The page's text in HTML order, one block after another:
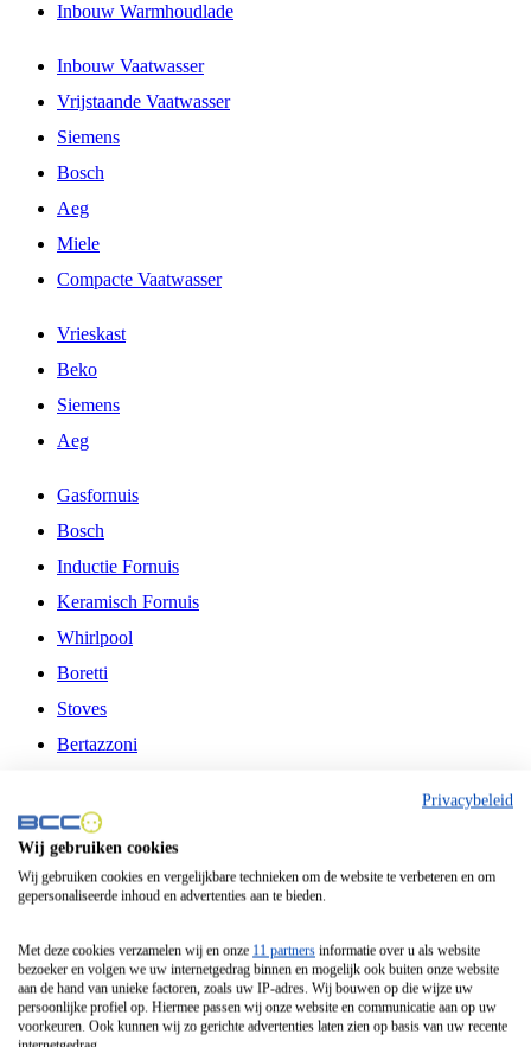
Inbouw Warmhoudlade
Inbouw Vaatwasser
Vrijstaande Vaatwasser
Siemens
Bosch
Aeg
Miele
Compacte Vaatwasser
Vrieskast
Beko
Siemens
Aeg
Gasfornuis
Bosch
Inductie Fornuis
Keramisch Fornuis
Whirlpool
Boretti
Stoves
Bertazzoni
Fitelli
Airfryer
Frituurpan
Contactgrill
Broodbakmachine
Broodrooster
Privacybeleid
Wij gebruiken cookies
Wij gebruiken cookies en vergelijkbare technieken om de website te verbeteren en om
gepersonaliseerde inhoud en advertenties aan te bieden.
Met deze cookies verzamelen wij en onze 11 partners informatie over u als website
bezoeker en volgen we uw internetgedrag binnen en mogelijk ook buiten onze website
aan de hand van unieke factoren, zoals uw IP-adres. Wij bouwen op die wijze uw
persoonlijke profiel op. Hiermee passen wij onze website en communicatie aan op uw
voorkeuren. Ook kunnen wij zo gerichte advertenties laten zien op basis van uw recente